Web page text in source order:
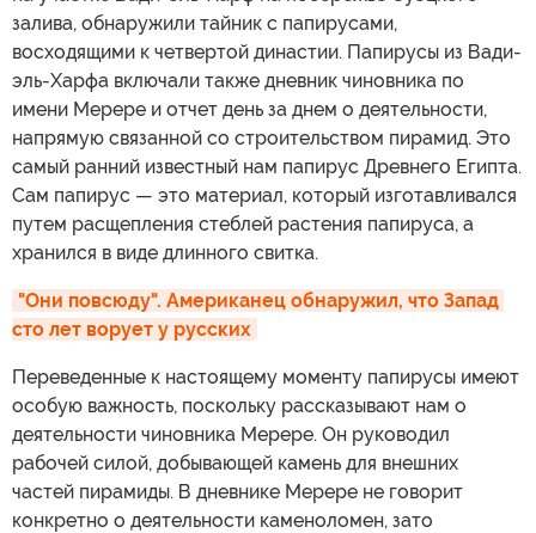
залива, обнаружили тайник с папирусами,
восходящими к четвертой династии. Папирусы из Вади-
эль-Харфа включали также дневник чиновника по
имени Мерере и отчет день за днем о деятельности,
напрямую связанной со строительством пирамид. Это
самый ранний известный нам папирус Древнего Египта.
Сам папирус — это материал, который изготавливался
путем расщепления стеблей растения папируса, а
хранился в виде длинного свитка.
"Они повсюду". Американец обнаружил, что Запад
сто лет ворует у русских
Переведенные к настоящему моменту папирусы имеют
особую важность, поскольку рассказывают нам о
деятельности чиновника Мерере. Он руководил
рабочей силой, добывающей камень для внешних
частей пирамиды. В дневнике Мерере не говорит
конкретно о деятельности каменоломен, зато